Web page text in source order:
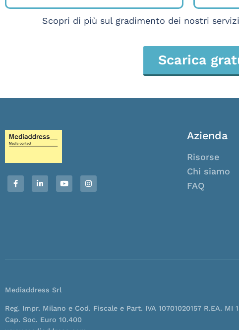
Scopri di più sul gradimento dei nostri
Scarica
F
a
c
L
i
n
Y
o
u
I
n
s
Azienda
Risorse
Chi siamo
FAQ
Mediaddress Srl
Reg. Impr. Milano e Cod. Fiscale e Part. IVA 10701020157 R.EA. MI
Cap. Soc. Euro 10.400